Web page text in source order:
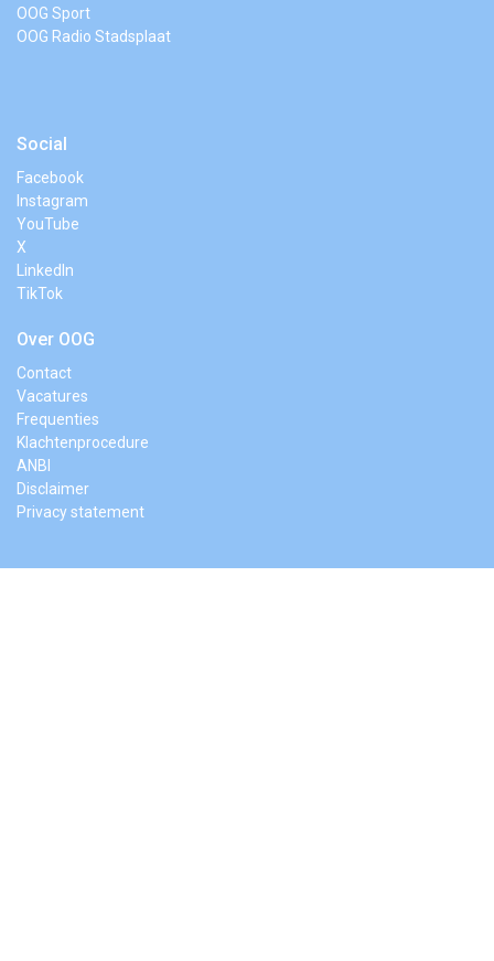
OOG Sport
OOG Radio Stadsplaat
Social
Facebook
Instagram
YouTube
X
LinkedIn
TikTok
Over OOG
Contact
Vacatures
Frequenties
Klachtenprocedure
ANBI
Disclaimer
Privacy statement